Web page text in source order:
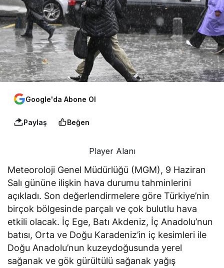
Google'da Abone Ol
Paylaş Beğen
Player Alanı
Meteoroloji Genel Müdürlüğü (MGM), 9 Haziran
Salı gününe ilişkin hava durumu tahminlerini
açıkladı. Son değerlendirmelere göre Türkiye’nin
birçok bölgesinde parçalı ve çok bulutlu hava
etkili olacak. İç Ege, Batı Akdeniz, İç Anadolu’nun
batısı, Orta ve Doğu Karadeniz’in iç kesimleri ile
Doğu Anadolu’nun kuzeydoğusunda yerel
sağanak ve gök gürültülü sağanak yağış